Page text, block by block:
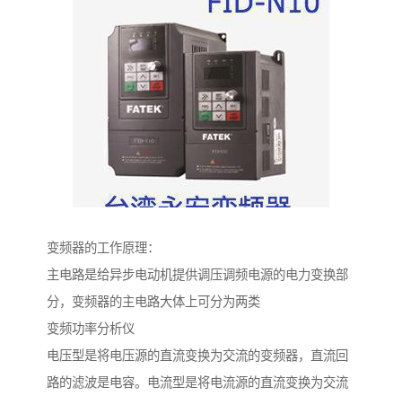
变频器的工作原理：
主电路是给异步电动机提供调压调频电源的电力变换部
分，变频器的主电路大体上可分为两类
变频功率分析仪
电压型是将电压源的直流变换为交流的变频器，直流回
路的滤波是电容。电流型是将电流源的直流变换为交流